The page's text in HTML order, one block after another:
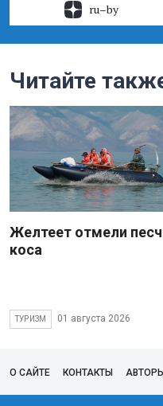
ru–by
Читайте
Желтеет отмели
коса
ТУРИЗМ 01 августа 2026
О САЙТЕ КОНТАКТЫ